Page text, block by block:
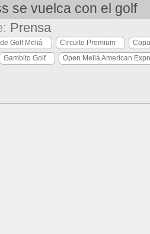
se vuelca con el golf
Prensa
Golf Meliá Circuito Premium
Gambito Golf
Open Meliá American